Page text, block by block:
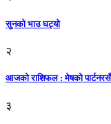
सुनको भाउ घट्याे
२
आजको राशिफल : मेषको
३